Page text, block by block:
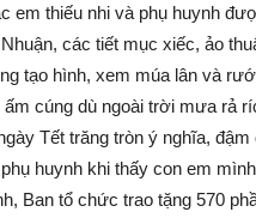
em thiếu nhi và phụ huynh
các tiết mục xiếc, ảo
tạo hình, xem múa lân và
cúng dù ngoài trời mưa rả
Tết trăng tròn ý nghĩa,
huynh khi thấy con em
Ban tổ chức trao tặng 570